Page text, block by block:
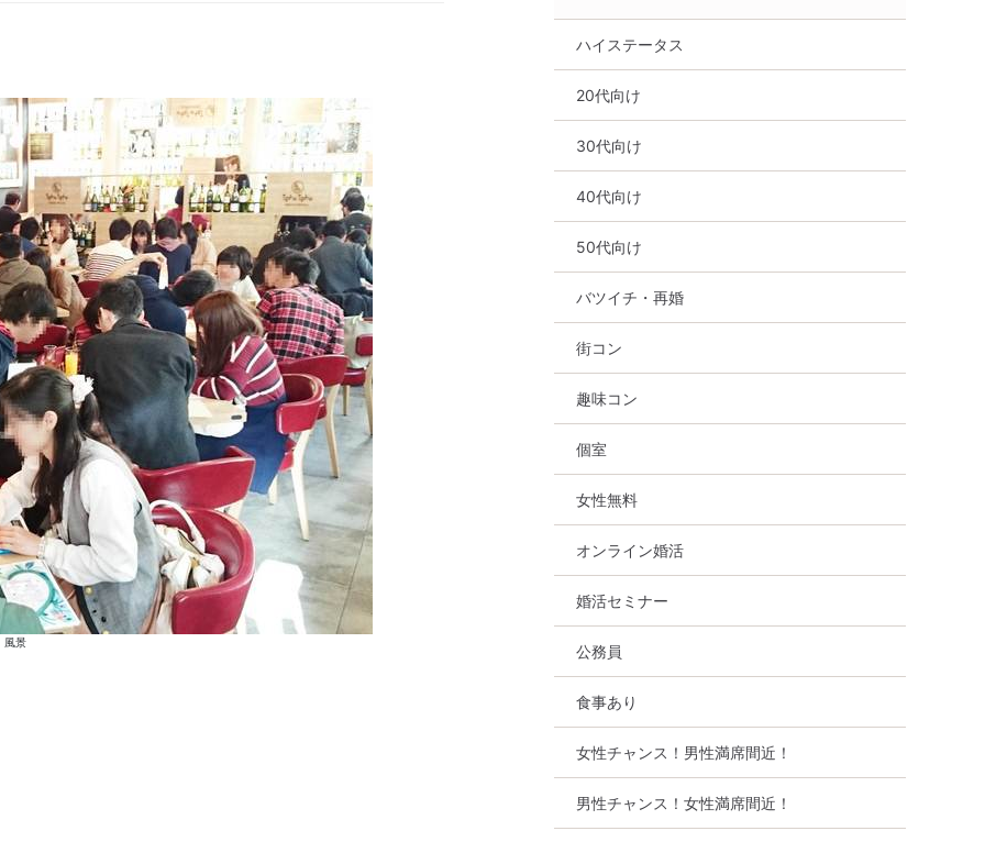
風景
ハイステータス
20代向け
30代向け
40代向け
50代向け
バツイチ・再婚
街コン
趣味コン
個室
女性無料
オンライン婚活
婚活セミナー
公務員
食事あり
女性チャンス！男性満席間近！
男性チャンス！女性満席間近！